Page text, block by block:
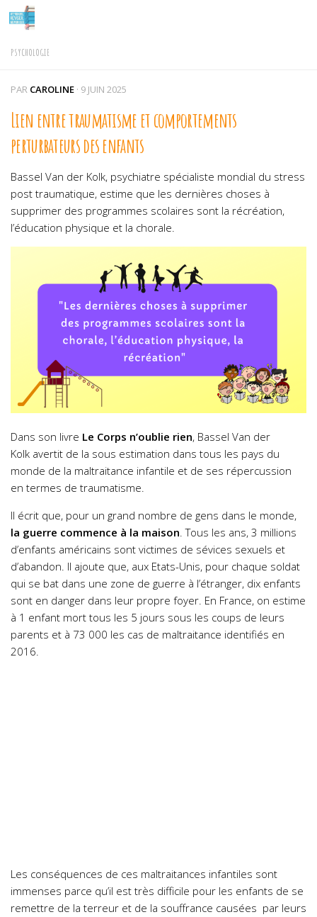
Skip to content
PSYCHOLOGIE
PAR CAROLINE · 9 JUIN 2025
Lien entre traumatisme et comportements
perturbateurs des enfants
Bassel Van der Kolk, psychiatre spécialiste mondial du stress
post traumatique, estime que les dernières choses à
supprimer des programmes scolaires sont la récréation,
l’éducation physique et la chorale.
Dans son livre Le Corps n’oublie rien, Bassel Van der
Kolk avertit de la sous estimation dans tous les pays du
monde de la maltraitance infantile et de ses répercussion
en termes de traumatisme.
Il écrit que, pour un grand nombre de gens dans le monde,
la guerre commence à la maison. Tous les ans, 3 millions
d’enfants américains sont victimes de sévices sexuels et
d’abandon. Il ajoute que, aux Etats-Unis, pour chaque soldat
qui se bat dans une zone de guerre à l’étranger, dix enfants
sont en danger dans leur propre foyer. En France, on estime
à 1 enfant mort tous les 5 jours sous les coups de leurs
parents et à 73 000 les cas de maltraitance identifiés en
2016.
Les conséquences de ces maltraitances infantiles sont
immenses parce qu’il est très difficile pour les enfants de se
remettre de la terreur et de la souffrance causées par leurs